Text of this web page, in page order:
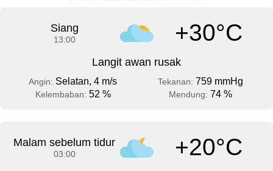
Siang
13:00 +30°C
Langit awan rusak
Angin: Selatan, 4 m/s Tekanan: 759 mmHg
Kelembaban: 52 % Mendung: 74 %
Malam sebelum tidur
03:00 +20°C